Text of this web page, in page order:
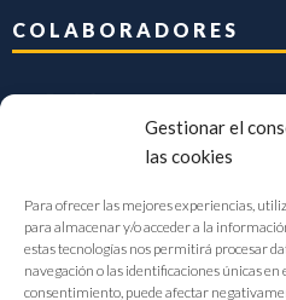
Gestionar el
las cookies
Para ofrecer las mejores experiencias,
para almacenar y/o acceder a la
estas tecnologías nos permitirá procesar
navegación o las identificaciones únicas
consentimiento, puede afectar
COLABORADORES